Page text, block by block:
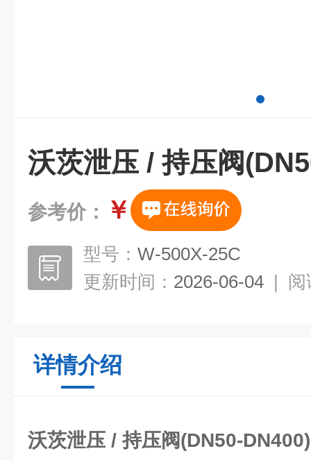
沃茨泄压 / 持压阀
参考价： ￥
型号： W-500X-25C
更新时间： 2026-06-04 | 阅
详情介绍
沃茨泄压 / 持压阀(DN50-DN400)